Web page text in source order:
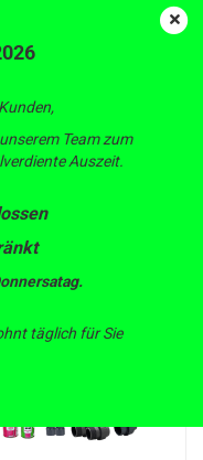
Team zum
Auszeit.
täglich für Sie